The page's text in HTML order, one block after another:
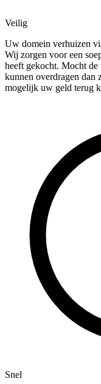
Veilig
Uw domein verhuizen
Wij zorgen voor een
heeft gekocht. Mocht
kunnen overdragen dan
mogelijk uw geld terug
Snel